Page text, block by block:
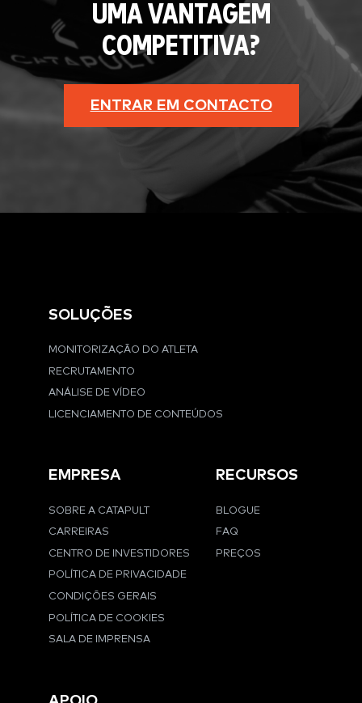
UMA VANTAGEM
COMPETITIVA?
ENTRAR EM CONTACTO
SOLUÇÕES
MONITORIZAÇÃO DO ATLETA
RECRUTAMENTO
ANÁLISE DE VÍDEO
LICENCIAMENTO DE CONTEÚDOS
EMPRESA
SOBRE A CATAPULT
CARREIRAS
CENTRO DE INVESTIDORES
POLÍTICA DE PRIVACIDADE
CONDIÇÕES GERAIS
POLÍTICA DE COOKIES
SALA DE IMPRENSA
RECURSOS
BLOGUE
FAQ
PREÇOS